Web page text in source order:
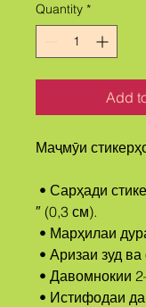
Quantity *
Add
Маҷмӯи
″ (0,3 см).
• Марҳилаи
• Аризаи зуд ва
• Давомнокии
• Истифодаи